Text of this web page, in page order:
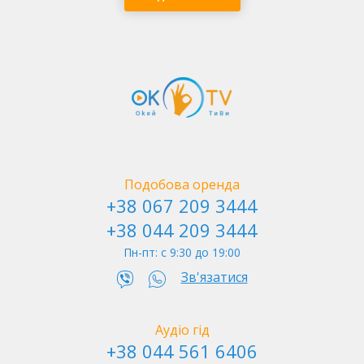
Побудована школа. Вересень 1939 року
Школу збудували заввишки у п’ять поверхів на
витягнули вздовж Володимирської та Десятинної
вулиць, у перехідній стилістиці між засудженим на той
По вулиці Терещенківській
Подобова оренда
+38 067 209 3444
+38 044 209 3444
Пн-пт: c 9:30 до 19:00
Зв'язатися
Аудіо гід
+38 044 561 6406